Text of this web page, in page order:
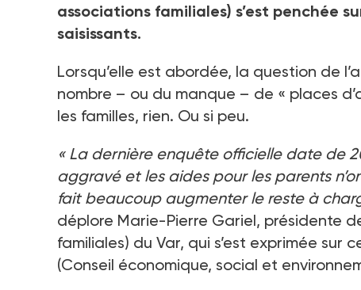
associations familiales) s’est penchée
saisissants.
Lorsqu’elle est abordée, la question de
nombre – ou du manque – de « places
les familles, rien. Ou si peu.
« La dernière enquête officielle date de
aggravé et les aides pour les parents
fait beaucoup augmenter le reste à
déplore Marie-Pierre Gariel, présidente
familiales) du Var, qui s’est exprimée sur
(Conseil économique, social et